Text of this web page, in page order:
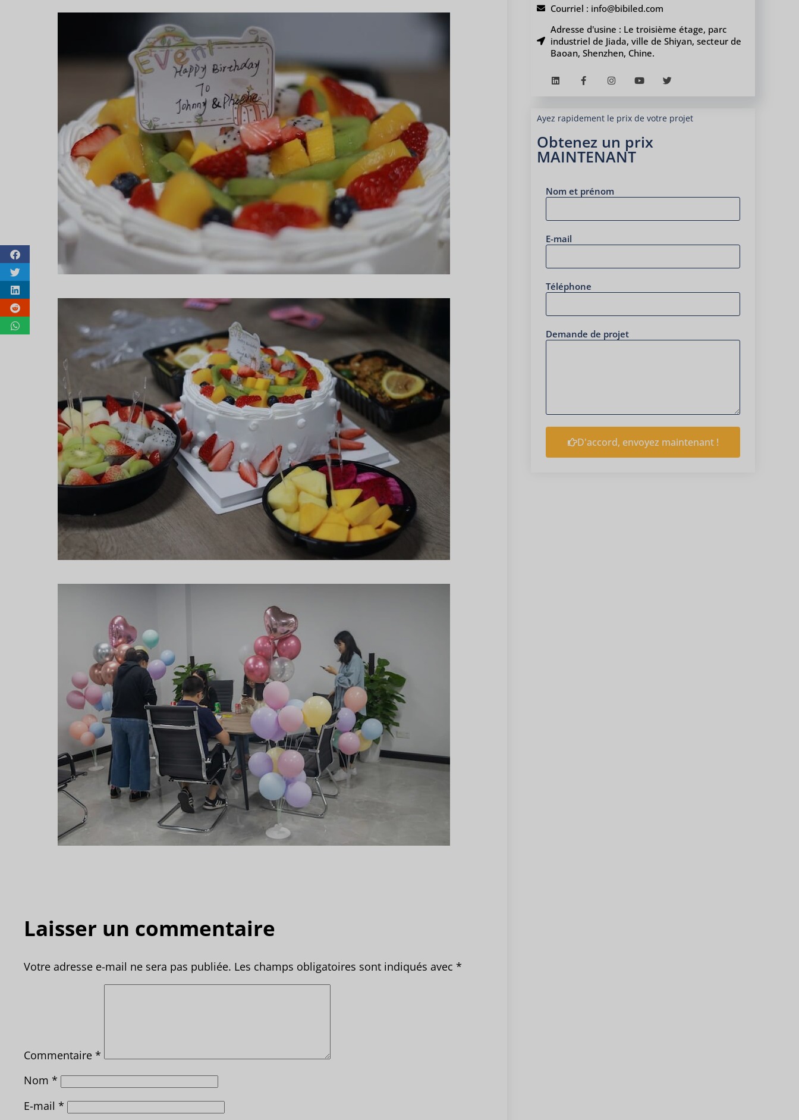
Laisser un commentaire
Votre adresse e-mail ne sera pas publiée. Les champs obligatoires sont indiqués avec *
Commentaire *
Nom *
E-mail *
Courriel : info@bibiled.com
Adresse d'usine : Le troisième étage, parc
industriel de Jiada, ville de Shiyan, secteur de
Baoan, Shenzhen, Chine.
Ayez rapidement le prix de votre projet
Obtenez un prix
MAINTENANT
Nom et prénom
E-mail
Téléphone
Demande de projet
D'accord, envoyez maintenant !